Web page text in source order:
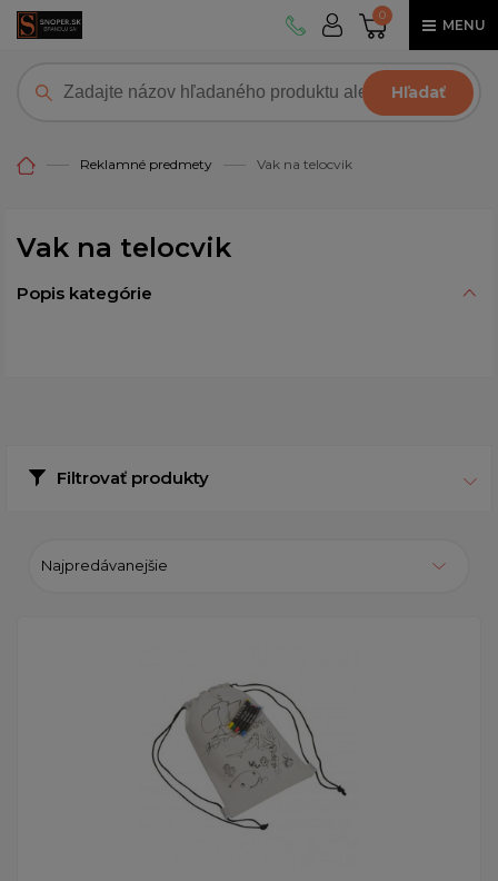
0
MENU
Hľadať
Reklamné predmety Vak na telocvik
Vak na telocvik
Popis kategórie
Filtrovať produkty
Najpredávanejšie